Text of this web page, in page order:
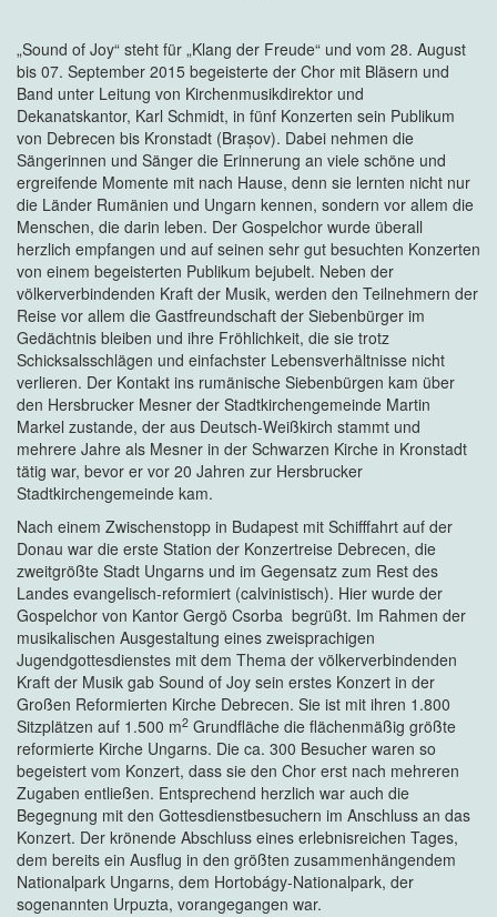
„Sound of Joy“ steht für „Klang der Freude“ und vom 28. August
bis 07. September 2015 begeisterte der Chor mit Bläsern und
Band unter Leitung von Kirchenmusikdirektor und
Dekanatskantor, Karl Schmidt, in fünf Konzerten sein Publikum
von Debrecen bis Kronstadt (Brașov). Dabei nehmen die
Sängerinnen und Sänger die Erinnerung an viele schöne und
ergreifende Momente mit nach Hause, denn sie lernten nicht nur
die Länder Rumänien und Ungarn kennen, sondern vor allem die
Menschen, die darin leben. Der Gospelchor wurde überall
herzlich empfangen und auf seinen sehr gut besuchten Konzerten
von einem begeisterten Publikum bejubelt. Neben der
völkerverbindenden Kraft der Musik, werden den Teilnehmern der
Reise vor allem die Gastfreundschaft der Siebenbürger im
Gedächtnis bleiben und ihre Fröhlichkeit, die sie trotz
Schicksalsschlägen und einfachster Lebensverhältnisse nicht
verlieren. Der Kontakt ins rumänische Siebenbürgen kam über
den Hersbrucker Mesner der Stadtkirchengemeinde Martin
Markel zustande, der aus Deutsch-Weißkirch stammt und
mehrere Jahre als Mesner in der Schwarzen Kirche in Kronstadt
tätig war, bevor er vor 20 Jahren zur Hersbrucker
Stadtkirchengemeinde kam.
Nach einem Zwischenstopp in Budapest mit Schifffahrt auf der
Donau war die erste Station der Konzertreise Debrecen, die
zweitgrößte Stadt Ungarns und im Gegensatz zum Rest des
Landes evangelisch-reformiert (calvinistisch). Hier wurde der
Gospelchor von Kantor Gergö Csorba begrüßt. Im Rahmen der
musikalischen Ausgestaltung eines zweisprachigen
Jugendgottesdienstes mit dem Thema der völkerverbindenden
Kraft der Musik gab Sound of Joy sein erstes Konzert in der
Großen Reformierten Kirche Debrecen. Sie ist mit ihren 1.800
Sitzplätzen auf 1.500 m2 Grundfläche die flächenmäßig größte
reformierte Kirche Ungarns. Die ca. 300 Besucher waren so
begeistert vom Konzert, dass sie den Chor erst nach mehreren
Zugaben entließen. Entsprechend herzlich war auch die
Begegnung mit den Gottesdienstbesuchern im Anschluss an das
Konzert. Der krönende Abschluss eines erlebnisreichen Tages,
dem bereits ein Ausflug in den größten zusammenhängendem
Nationalpark Ungarns, dem Hortobágy-Nationalpark, der
sogenannten Urpuzta, vorangegangen war.